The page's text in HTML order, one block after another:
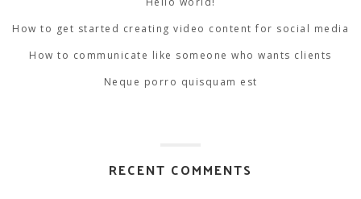
How to get started creating video content for social media
How to communicate like someone who wants clients
Neque porro quisquam est
RECENT COMMENTS